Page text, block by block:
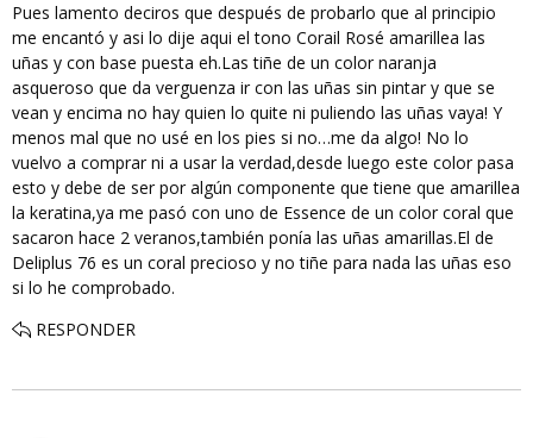
Pues lamento deciros que después de probarlo que al principio
me encantó y asi lo dije aqui el tono Corail Rosé amarillea las
uñas y con base puesta eh.Las tiñe de un color naranja
asqueroso que da verguenza ir con las uñas sin pintar y que se
vean y encima no hay quien lo quite ni puliendo las uñas vaya! Y
menos mal que no usé en los pies si no…me da algo! No lo
vuelvo a comprar ni a usar la verdad,desde luego este color pasa
esto y debe de ser por algún componente que tiene que amarillea
la keratina,ya me pasó con uno de Essence de un color coral que
sacaron hace 2 veranos,también ponía las uñas amarillas.El de
Deliplus 76 es un coral precioso y no tiñe para nada las uñas eso
si lo he comprobado.
RESPONDER